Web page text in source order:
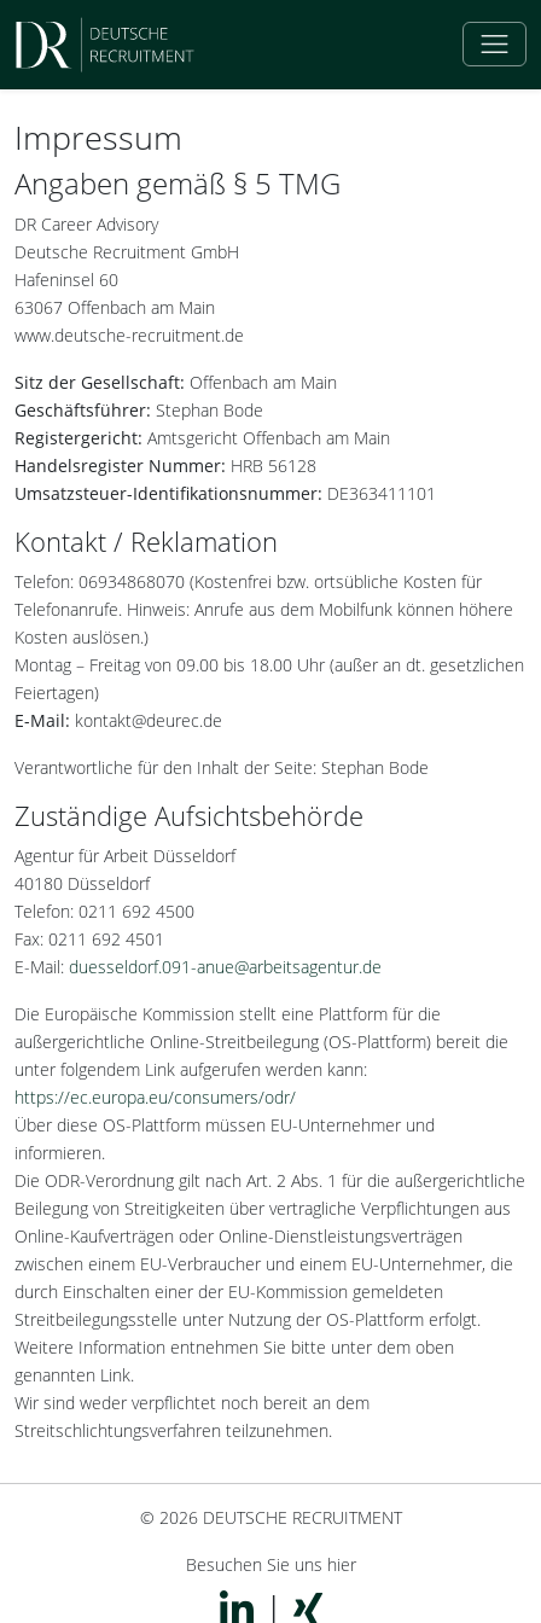
Impressum
Angaben gemäß § 5 TMG
DR Career Advisory
Deutsche Recruitment GmbH
Hafeninsel 60
63067 Offenbach am Main
www.deutsche-recruitment.de
Sitz der Gesellschaft: Offenbach am Main
Geschäftsführer: Stephan Bode
Registergericht: Amtsgericht Offenbach am Main
Handelsregister Nummer: HRB 56128
Umsatzsteuer-Identifikationsnummer: DE363411101
Kontakt / Reklamation
Telefon: 06934868070 (Kostenfrei bzw. ortsübliche Kosten für
Telefonanrufe. Hinweis: Anrufe aus dem Mobilfunk können höhere
Kosten auslösen.)
Montag – Freitag von 09.00 bis 18.00 Uhr (außer an dt. gesetzlichen
Feiertagen)
E-Mail: kontakt@deurec.de
Verantwortliche für den Inhalt der Seite: Stephan Bode
Zuständige Aufsichtsbehörde
Agentur für Arbeit Düsseldorf
40180 Düsseldorf
Telefon: 0211 692 4500
Fax: 0211 692 4501
E-Mail: duesseldorf.091-anue@arbeitsagentur.de
Die Europäische Kommission stellt eine Plattform für die
außergerichtliche Online-Streitbeilegung (OS-Plattform) bereit die
unter folgendem Link aufgerufen werden kann:
https://ec.europa.eu/consumers/odr/
Über diese OS-Plattform müssen EU-Unternehmer und
informieren.
Die ODR-Verordnung gilt nach Art. 2 Abs. 1 für die außergerichtliche
Beilegung von Streitigkeiten über vertragliche Verpflichtungen aus
Online-Kaufverträgen oder Online-Dienstleistungsverträgen
zwischen einem EU-Verbraucher und einem EU-Unternehmer, die
durch Einschalten einer der EU-Kommission gemeldeten
Streitbeilegungsstelle unter Nutzung der OS-Plattform erfolgt.
Weitere Information entnehmen Sie bitte unter dem oben
genannten Link.
Wir sind weder verpflichtet noch bereit an dem
Streitschlichtungsverfahren teilzunehmen.
© 2026 DEUTSCHE RECRUITMENT
Besuchen Sie uns hier
|